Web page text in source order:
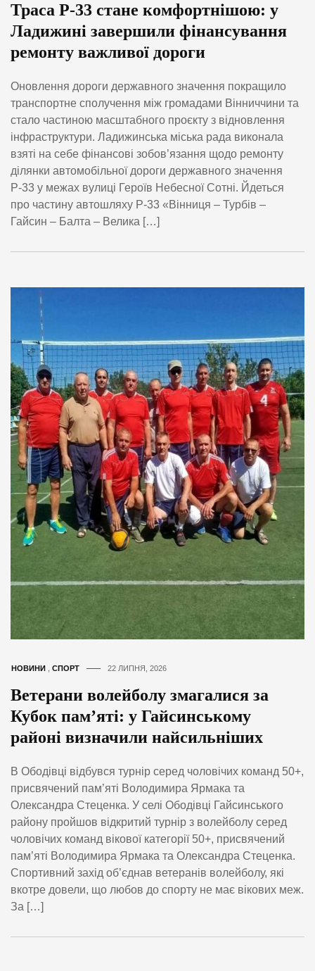
Траса Р-33 стане комфортнішою: у
Ладижині завершили фінансування
ремонту важливої дороги
Оновлення дороги державного значення покращило
транспортне сполучення між громадами Вінниччини та
стало частиною масштабного проєкту з відновлення
інфраструктури. Ладижинська міська рада виконала
взяті на себе фінансові зобов’язання щодо ремонту
ділянки автомобільної дороги державного значення
Р-33 у межах вулиці Героїв Небесної Сотні. Йдеться
про частину автошляху Р-33 «Вінниця – Турбів –
Гайсин – Балта – Велика […]
НОВИНИ СПОРТ 22 ЛИПНЯ, 2026
Ветерани волейболу змагалися за
Кубок пам’яті: у Гайсинському
районі визначили найсильніших
В Ободівці відбувся турнір серед чоловічих команд 50+,
присвячений пам’яті Володимира Ярмака та
Олександра Стеценка. У селі Ободівці Гайсинського
району пройшов відкритий турнір з волейболу серед
чоловічих команд вікової категорії 50+, присвячений
пам’яті Володимира Ярмака та Олександра Стеценка.
Спортивний захід об’єднав ветеранів волейболу, які
вкотре довели, що любов до спорту не має вікових меж.
За […]